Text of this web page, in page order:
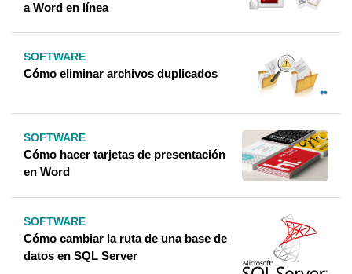
a Word en línea
SOFTWARE
Cómo eliminar archivos duplicados
SOFTWARE
Cómo hacer tarjetas de presentación
en Word
SOFTWARE
Cómo cambiar la ruta de una base de
datos en SQL Server